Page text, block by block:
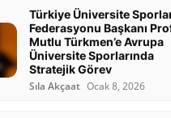
Türkiye Üniversite
Federasyonu Başkanı
Mutlu Türkmen’e Avrupa
Üniversite Sporlarında
Stratejik Görev
Sıla Akçaat Ocak 8, 2026